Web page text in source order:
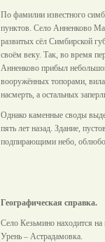
По фамилии известного
пунктов. Село Анненково
развитых сёл Симбирской
своём веку. Так, во время
Анненково прибыл
вооружённых топорами,
насмерть, а остальных
Однако каменные своды
пять лет назад. Здание,
подпирающими небо,
Географическая справка.
Село Кезьмино находится на
Урень – Астрадамовка.